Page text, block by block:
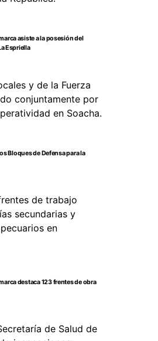
asiste a la posesión del
Espriella
Bloques de Defensa para la
destaca 123 frentes de obra